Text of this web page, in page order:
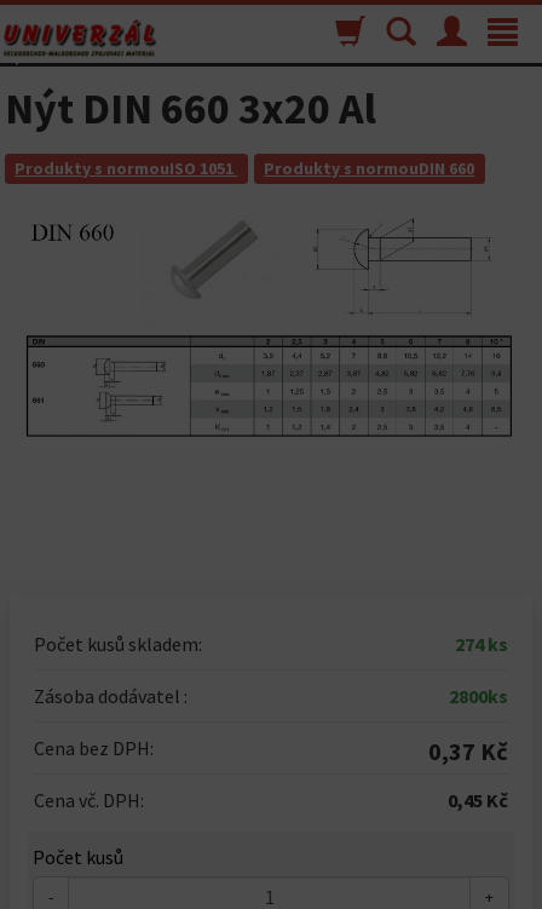
Toggle
Menu
Vyhľadávanie
Nákupný
košík
Nýt DIN 660 3x20 Al
Produkty s normouISO 1051 Produkty s normouDIN 660
Počet kusů skladem: 274 ks
Zásoba dodávatel : 2800ks
Cena bez DPH: 0,37 Kč
Cena vč. DPH: 0,45 Kč
Počet kusů
- +